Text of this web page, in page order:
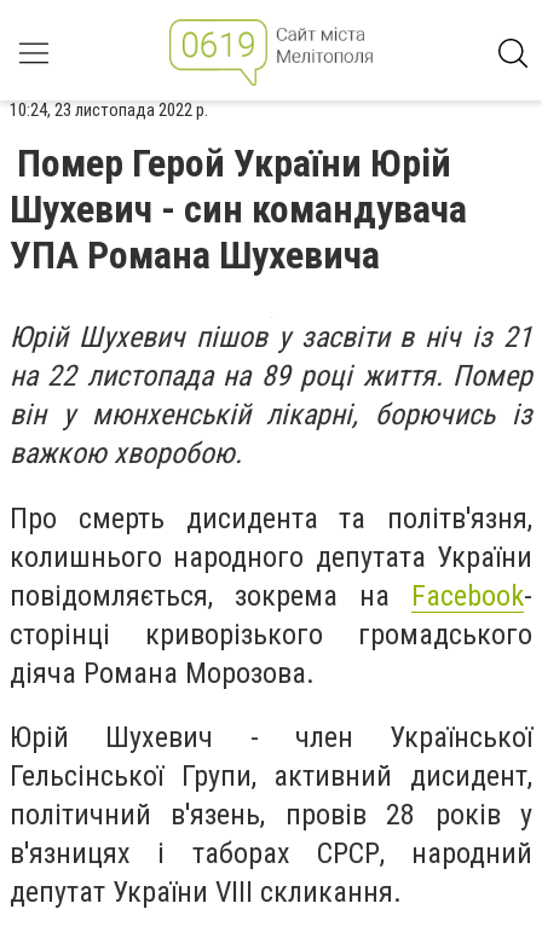
10:24, 23 листопада 2022 р.
Помер Герой України Юрій
Шухевич - син командувача
УПА Романа Шухевича
Юрій Шухевич пішов у засвіти в ніч із 21
на 22 листопада на 89 році життя. Помер
він у мюнхенській лікарні, борючись із
важкою хворобою.
Про смерть дисидента та політв'язня,
колишнього народного депутата України
повідомляється, зокрема на Facebook-
сторінці криворізького громадського
діяча Романа Морозова.
Юрій Шухевич - член Української
Гельсінської Групи, активний дисидент,
політичний в'язень, провів 28 років у
в'язницях і таборах СРСР, народний
депутат України VIII скликання.